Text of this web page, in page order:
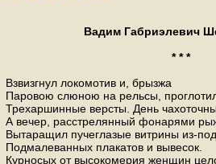
Рейтинг русских поэтов
Рейтинг стихотворений
Вадим Габриэлевич
* * *
Взвизгнул локомотив и, брызжа
Паровою слюною на рельсы,
Трехаршинные версты. День
А вечер, расстрелянный фонарями
Вытаращил пучеглазые витрины из-
Подмалеванных плакатов и вывесок.
Курносых от высокомерия женщин